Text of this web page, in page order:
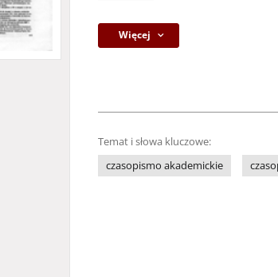
Więcej
Temat i słowa kluczowe:
czasopismo akademickie